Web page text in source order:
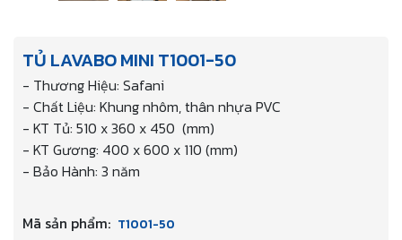
TỦ LAVABO MINI T1001-50
- Thương Hiệu: Safani
- Chất Liệu: Khung nhôm, thân nhựa PVC
- KT Tủ: 510 x 360 x 450 (mm)
- KT Gương: 400 x 600 x 110 (mm)
- Bảo Hành: 3 năm
Mã sản phẩm: T1001-50